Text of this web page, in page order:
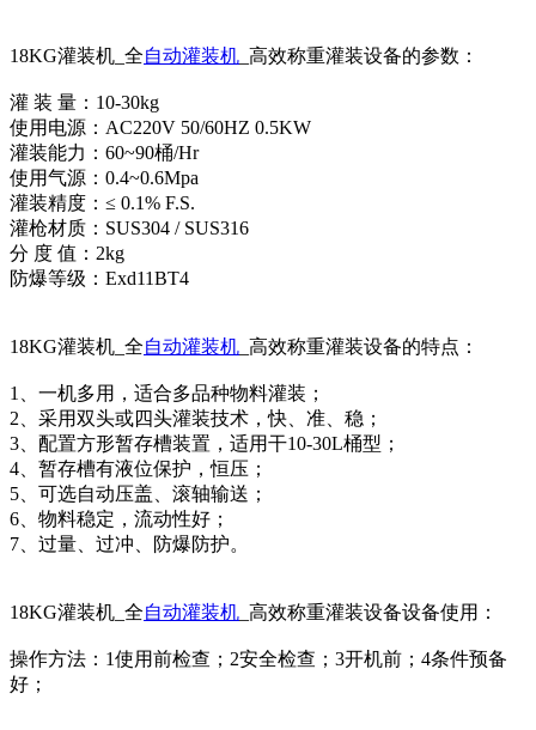
18KG灌装机_全自动灌装机 _高效称重灌装设备的参数：
灌 装 量：10-30kg
使用电源：AC220V 50/60HZ 0.5KW
灌装能力：60~90桶/Hr
使用气源：0.4~0.6Mpa
灌装精度：≤ 0.1% F.S.
灌枪材质：SUS304 / SUS316
分 度 值：2kg
防爆等级：Exd11BT4
18KG灌装机_全自动灌装机 _高效称重灌装设备的特点：
1、一机多用，适合多品种物料灌装；
2、采用双头或四头灌装技术，快、准、稳；
3、配置方形暂存槽装置，适用干10-30L桶型；
4、暂存槽有液位保护，恒压；
5、可选自动压盖、滚轴输送；
6、物料稳定，流动性好；
7、过量、过冲、防爆防护。
18KG灌装机_全自动灌装机 _高效称重灌装设备设备使用：
操作方法：1使用前检查；2安全检查；3开机前；4条件预备
好；